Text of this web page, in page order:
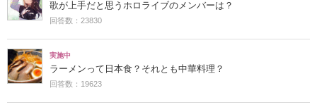
歌が上手だと思うホロライブのメンバーは？
回答数：23830
実施中
ラーメンって日本食？それとも中華料理？
回答数：19623